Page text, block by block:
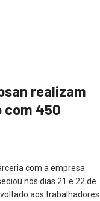
realizam
com 450
com a empresa
nos dias 21 e 22 de
aos trabalhadores